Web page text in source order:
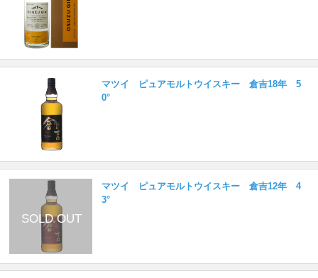
マツイ ピュアモルトウイスキー 倉吉18年 5
0°
マツイ ピュアモルトウイスキー 倉吉12年 4
3°